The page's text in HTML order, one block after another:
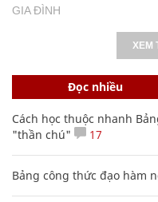
GIA ĐÌNH
XEM
Đọc nhiều
Cách học thuộc nhanh
"thần chú"
17
Bảng công thức đạo hàm